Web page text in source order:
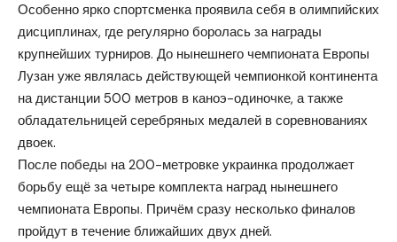
Особенно ярко спортсменка проявила себя в олимпийских
дисциплинах, где регулярно боролась за награды
крупнейших турниров. До нынешнего чемпионата Европы
Лузан уже являлась действующей чемпионкой континента
на дистанции 500 метров в каноэ-одиночке, а также
обладательницей серебряных медалей в соревнованиях
двоек.
После победы на 200-метровке украинка продолжает
борьбу ещё за четыре комплекта наград нынешнего
чемпионата Европы. Причём сразу несколько финалов
пройдут в течение ближайших двух дней.